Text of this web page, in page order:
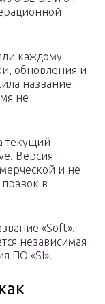
каждому
обновления и
название
не
текущий
Версия
и не
в
«Soft».
независимая
ПО «SI».